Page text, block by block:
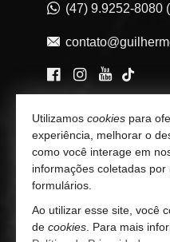
(47) 9.9252-8080
VEJA MAIS
Consultoria
trabalhe conosco
Indicadores
Utilizamos cookies para
experiência, melhorar o
como você interage em
informações coletadas por
formulários.
Ao utilizar esse site, você
de cookies . Para mais